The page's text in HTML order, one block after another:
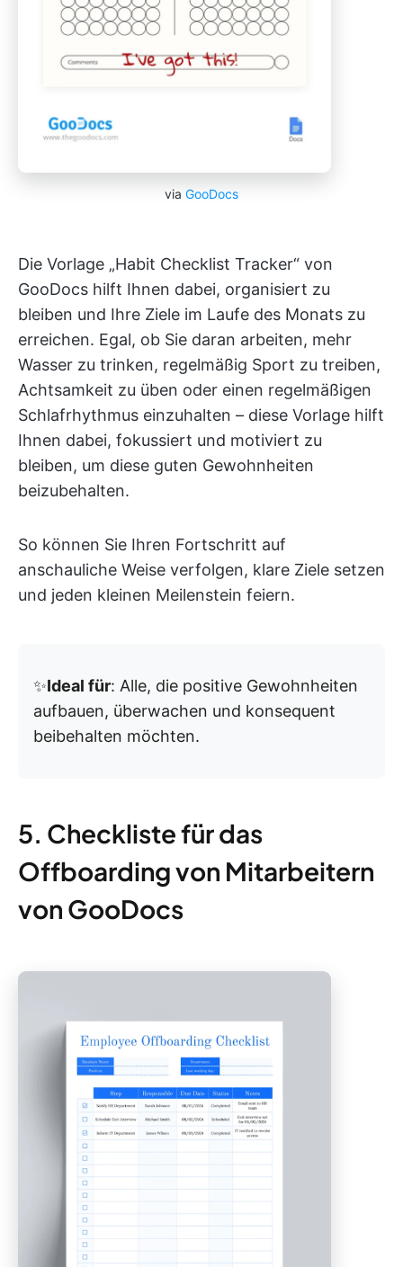
via GooDocs
Die Vorlage „Habit Checklist Tracker“ von
GooDocs hilft Ihnen dabei, organisiert zu
bleiben und Ihre Ziele im Laufe des Monats zu
erreichen. Egal, ob Sie daran arbeiten, mehr
Wasser zu trinken, regelmäßig Sport zu treiben,
Achtsamkeit zu üben oder einen regelmäßigen
Schlafrhythmus einzuhalten – diese Vorlage hilft
Ihnen dabei, fokussiert und motiviert zu
bleiben, um diese guten Gewohnheiten
beizubehalten.
So können Sie Ihren Fortschritt auf
anschauliche Weise verfolgen, klare Ziele setzen
und jeden kleinen Meilenstein feiern.
✨Ideal für: Alle, die positive Gewohnheiten
aufbauen, überwachen und konsequent
beibehalten möchten.
5. Checkliste für das
Offboarding von Mitarbeitern
von GooDocs